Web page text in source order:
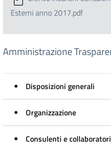
Esterni anno 2017.pdf
Amministrazione
Disposizioni generali
Organizzazione
Consulenti e collaboratori